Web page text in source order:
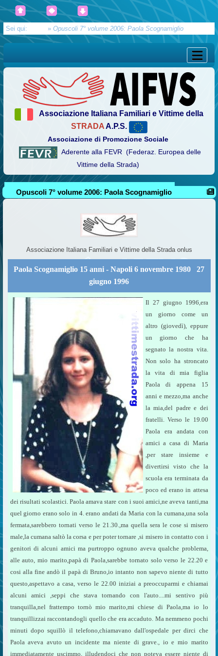
Sei qui: » Opuscoli 7° volume 2006: Paola Scognamiglio
Associazione Italiana Familiari e Vittime della
STRADAA.P.S.
Associazione di Promozione Sociale
Aderente alla FEVR (Federaz. Europea delle
Vittime della Strada)
Opuscoli 7° volume 2006: Paola Scognamiglio
Associazione Italiana Familiari e Vittime della Strada onlus
Paola Scognamiglio 15 anni - Napoli 6 novembre 1980  27
giugno 1996
Il 27 giugno 1996,era
un giorno come un
altro (giovedì), eppure
un giorno che ha
segnato la nostra vita.
Non solo ha stroncato
la vita di mia figlia
Paola di appena 15
anni e mezzo,ma anche
la mia,del padre e dei
fratelli. Verso le 19.00
Paola era andata con
amici a casa di Maria
,per stare insieme e
divertirsi visto che la
scuola era terminata da
poco ed erano in attesa
dei risultati scolastici. Paola amava stare con i suoi amici,ne aveva tanti,ma
quel giorno erano solo in 4. erano andati da Maria con la cumana,una sola
fermata,sarebbero tornati verso le 21.30.,ma quella sera le cose si misero
male,la cumana saltò la corsa e per poter tornare ,si misero in contatto con i
genitori di alcuni amici ma purtroppo ognuno aveva qualche problema,
alle auto, mio marito,papà di Paola,sarebbe tornato solo verso le 22.20 e
cosi alla fine andò il papà di Bruno,io intanto non sapevo niente di tutto
questo,aspettavo a casa, verso le 22.00 iniziai a preoccuparmi e chiamai
alcuni amici ,seppi che stava tornando con l'auto....mi sentivo più
tranquilla,nel frattempo tornò mio marito,mi chiese di Paola,ma io lo
tranquillizzai raccontandogli quello che era accaduto. Ma nemmeno pochi
minuti dopo squillò il telefono,chiamavano dall'ospedale per dirci che
Paola aveva avuto un incidente ma niente di grave., io e mio marito
immediatamente uscimmo, illudendoci che non poteva essere niente di